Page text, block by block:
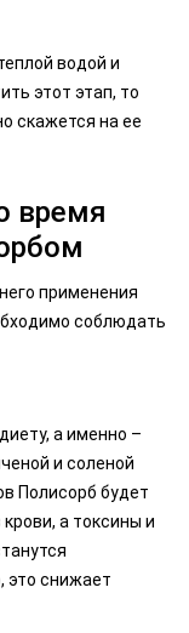
водой и
этот этап, то
скажется на ее
время
применения
соблюдать
а именно –
и соленой
Полисорб будет
а токсины и
это снижает